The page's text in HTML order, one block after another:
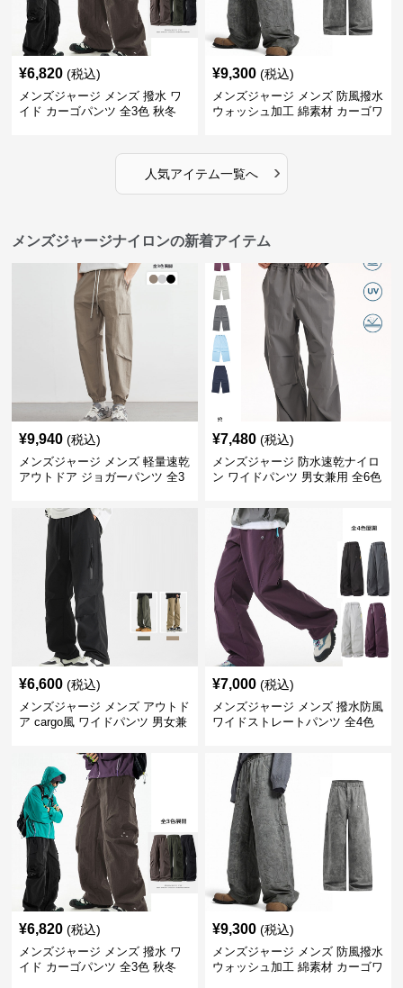
¥6,820 (税込)
メンズジャージ メンズ 撥水 ワ
イド カーゴパンツ 全3色 秋冬
¥9,300 (税込)
メンズジャージ メンズ 防風撥水
ウォッシュ加工 綿素材 カーゴワ
人気アイテム一覧へ ›
メンズジャージナイロンの新着アイテム
¥9,940 (税込)
メンズジャージ メンズ 軽量速乾
アウトドア ジョガーパンツ 全3
¥7,480 (税込)
メンズジャージ 防水速乾ナイロ
ン ワイドパンツ 男女兼用 全6色
¥6,600 (税込)
メンズジャージ メンズ アウトド
ア cargo風 ワイドパンツ 男女兼
¥7,000 (税込)
メンズジャージ メンズ 撥水防風
ワイドストレートパンツ 全4色
¥6,820 (税込)
メンズジャージ メンズ 撥水 ワ
イド カーゴパンツ 全3色 秋冬
¥9,300 (税込)
メンズジャージ メンズ 防風撥水
ウォッシュ加工 綿素材 カーゴワ